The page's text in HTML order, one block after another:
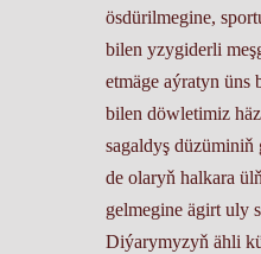
ösdürilmegine,
bilen yzygiderli
etmäge aýratyn üns
bilen döwletimiz
sagaldyş
de olaryň halkara
gelmegine ägirt uly
Diýarymyzyň ähli